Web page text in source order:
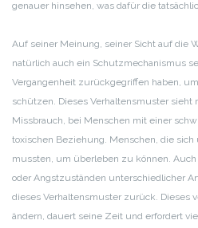
genauer hinsehen, was dafür die
Auf seiner Meinung, seiner Sicht auf die
natürlich auch ein Schutzmechanismus
Vergangenheit zurückgegriffen haben,
schützen. Dieses Verhaltensmuster sieht
Missbrauch, bei Menschen mit einer
toxischen Beziehung. Menschen, die
mussten, um überleben zu können.
oder Angstzuständen unterschiedlicher
dieses Verhaltensmuster zurück. Dieses
ändern, dauert seine Zeit und erfordert